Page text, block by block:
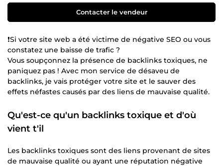
Contacter le vendeur
❗️Si votre site web a été victime de négative SEO ou vous
constatez une baisse de trafic ?
Vous soupçonnez la présence de backlinks toxiques, ne
paniquez pas ! Avec mon service de désaveu de
backlinks, je vais protéger votre site et le sauver des
effets néfastes causés par des liens de mauvaise qualité.
Qu'est-ce qu'un backlinks toxique et d'où
vient t'il
Les backlinks toxiques sont des liens provenant de sites
de mauvaise qualité ou ayant une réputation négative